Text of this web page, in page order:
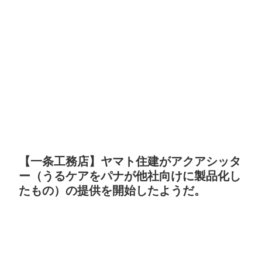
【一条工務店】ヤマト住建がアクアシッタ
ー（うるケアをパナが他社向けに製品化し
たもの）の提供を開始したようだ。